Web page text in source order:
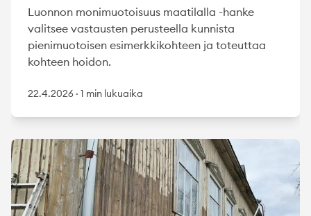
Luonnon monimuotoisuus maatilalla -hanke
valitsee vastausten perusteella kunnista
pienimuotoisen esimerkkikohteen ja toteuttaa
kohteen hoidon.
22.4.2026 · 1 min lukuaika